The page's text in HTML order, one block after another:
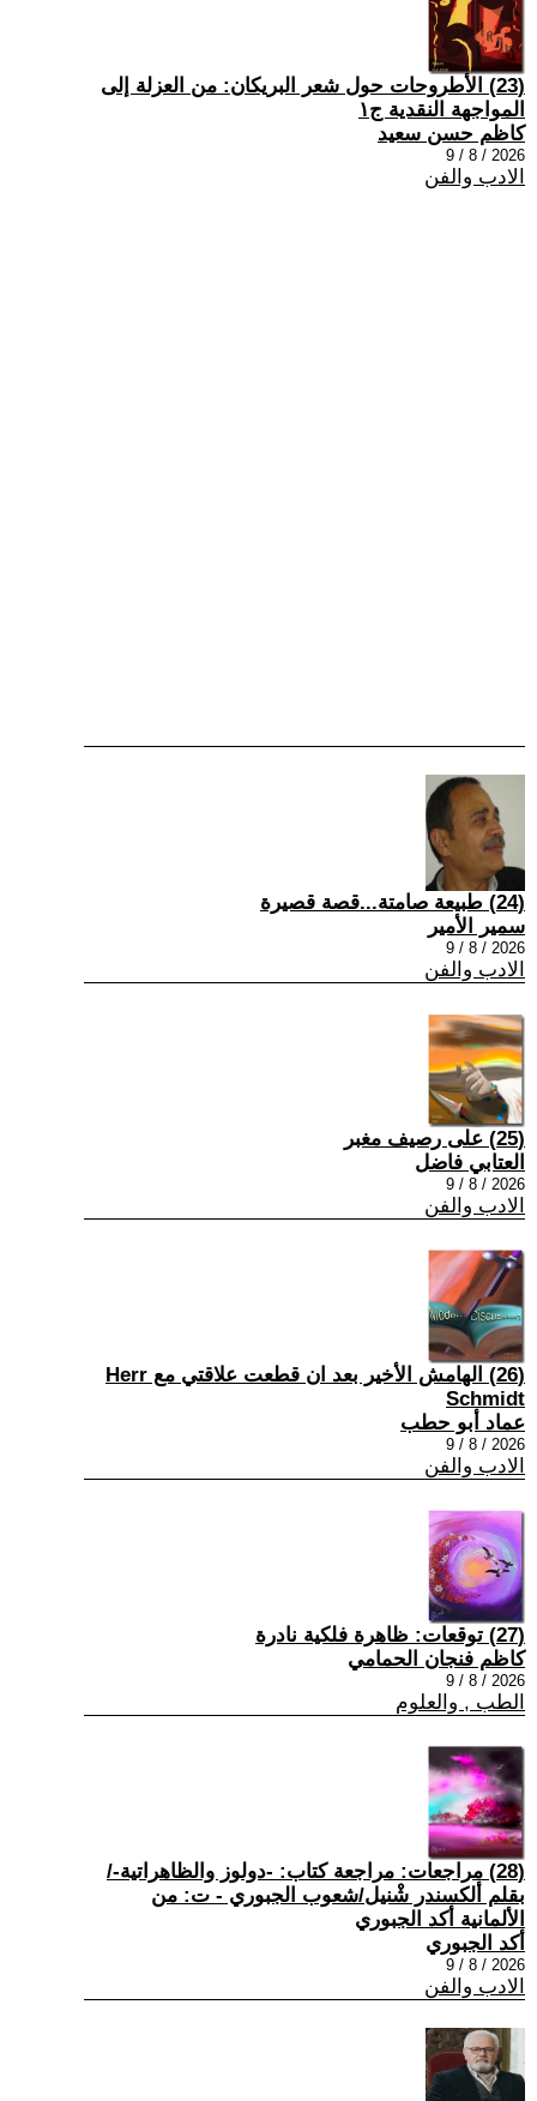
(23) الأطروحات حول شعر البريكان: من العزلة إلى
المواجهة النقدية ج١
كاظم حسن سعيد
2026 / 8 / 9
الادب والفن
(24) طبيعة صامتة...قصة قصيرة
سمير الأمير
2026 / 8 / 9
الادب والفن
(25) على رصيف مغبر
العتابي فاضل
2026 / 8 / 9
الادب والفن
(26) الهامش الأخير بعد ان قطعت علاقتي مع Herr
Schmidt
عماد أبو حطب
2026 / 8 / 9
الادب والفن
(27) توقعات: ظاهرة فلكية نادرة
كاظم فنجان الحمامي
2026 / 8 / 9
الطب , والعلوم
(28) مراجعات: مراجعة كتاب: -دولوز والظاهراتية-/
بقلم ألكسندر شْنيل/شعوب الجبوري - ت: من
الألمانية أكد الجبوري
أكد الجبوري
2026 / 8 / 9
الادب والفن